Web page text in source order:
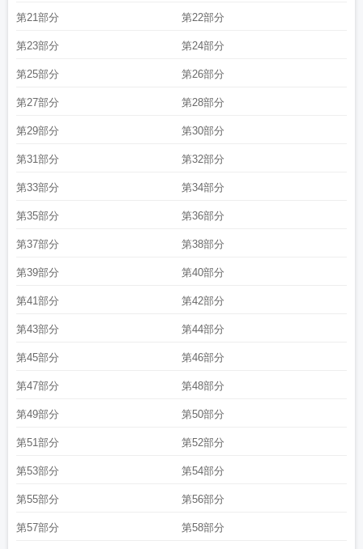
户数公布致远学校 致远互联2025年业务取得进展
第21部分 第22部分
第23部分 第24部分
第25部分 第26部分
第27部分 第28部分
第29部分 第30部分
第31部分 第32部分
第33部分 第34部分
第35部分 第36部分
第37部分 第38部分
第39部分 第40部分
第41部分 第42部分
第43部分 第44部分
第45部分 第46部分
第47部分 第48部分
第49部分 第50部分
第51部分 第52部分
第53部分 第54部分
第55部分 第56部分
第57部分 第58部分